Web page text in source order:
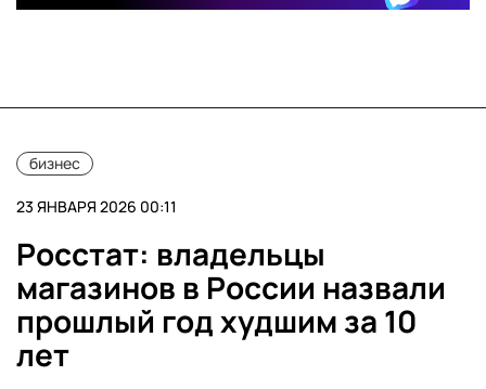
бизнес
23 ЯНВАРЯ 2026 00:11
Росстат: владельцы
магазинов в России назвали
прошлый год худшим за 10
лет